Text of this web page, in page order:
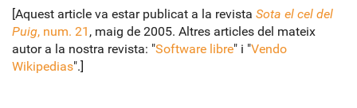
[Aquest article va estar publicat a la revista Sota el cel del
Puig, num. 21 , maig de 2005. Altres articles del mateix
autor a la nostra revista: "Software libre" i "Vendo
Wikipedias".]